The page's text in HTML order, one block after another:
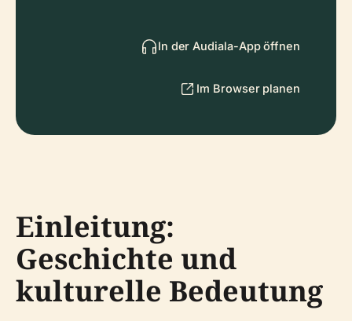
In der Audiala-App öffnen
Im Browser planen
Einleitung:
Geschichte und
kulturelle Bedeutung